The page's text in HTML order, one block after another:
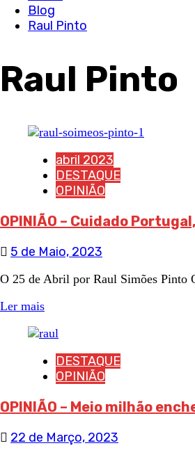
Blog
Raul Pinto
Raul Pinto
abril 2023
DESTAQUE
OPINIÃO
OPINIÃO – Cuidado
5 de Maio, 2023
O 25 de Abril por Raul Simões Pinto
Ler mais
DESTAQUE
OPINIÃO
OPINIÃO – Meio milhão
22 de Março, 2023